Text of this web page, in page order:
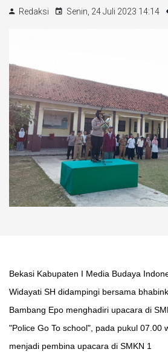
Redaksi Senin, 24 Juli 2023 14:14
Bekasi Kabupaten I Media Budaya
Widayati SH didampingi bersama
Bambang Epo menghadiri upacara di
"Police Go To school", pada pukul 07.00
menjadi pembina upacara di SMKN 1